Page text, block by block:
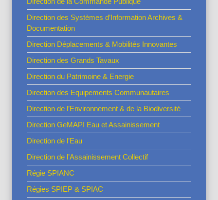
Direction des Systèmes d’Information Archives &
Documentation
Direction Déplacements & Mobilités Innovantes
Direction des Grands Tavaux
Direction du Patrimoine & Energie
Direction des Equipements Communautaires
Direction de l’Environnement & de la Biodiversité
Direction GeMAPI Eau et Assainissement
Direction de l’Eau
Direction de l’Assainissement Collectif
Régie SPIANC
Régies SPIEP & SPIAC